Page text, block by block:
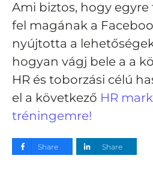
Ami biztos, hogy
fel magának a
nyújtotta a
hogyan vágj bele a a
HR és toborzási célú
el a következő HR
tréningemre!
Share Share